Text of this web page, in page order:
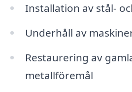
Installation av stål-
Underhåll av
Restaurering av
metallföremål